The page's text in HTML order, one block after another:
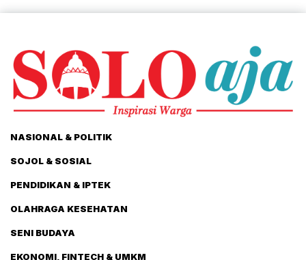
NASIONAL & POLITIK
SOJOL & SOSIAL
PENDIDIKAN & IPTEK
OLAHRAGA KESEHATAN
SENI BUDAYA
EKONOMI, FINTECH & UMKM